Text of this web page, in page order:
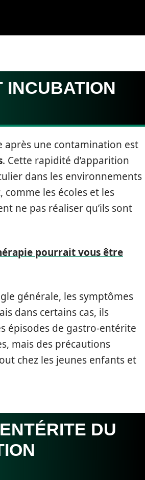
INCUBATION
après une contamination est
. Cette rapidité d’apparition
dans les environnements
les écoles et les
ne pas réaliser qu’ils sont
pourrait vous être
générale, les symptômes
dans certains cas, ils
épisodes de gastro-entérite
mais des précautions
chez les jeunes enfants et
DU